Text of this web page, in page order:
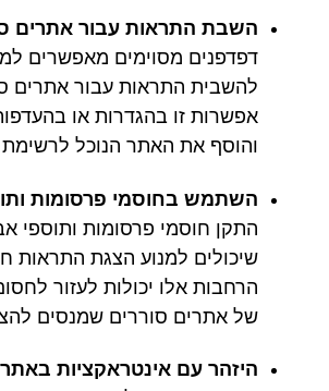
השבת התראות עבור אתרים
דפדפנים מסוימים מאפשרים
להשבית התראות עבור אתרים
אפשרות זו בהגדרות או
והוסף את האתר הנוכל
השתמש בחוסמי פרסומות
התקן חוסמי פרסומות ותוספי
שיכולים למנוע הצגת התראות
הרחבות אלו יכולות לעזור
של אתרים סוררים שמנסים
היזהר עם אינטראקציות באתר